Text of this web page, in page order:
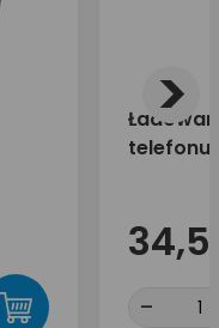
telefonu
-
>